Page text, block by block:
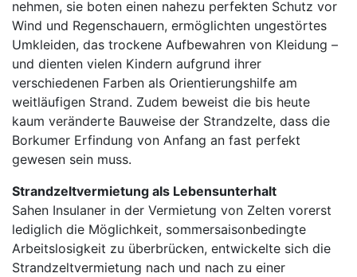
nehmen, sie boten einen nahezu perfekten Schutz vor
Wind und Regenschauern, ermöglichten ungestörtes
Umkleiden, das trockene Aufbewahren von Kleidung –
und dienten vielen Kindern aufgrund ihrer
verschiedenen Farben als Orientierungshilfe am
weitläufigen Strand. Zudem beweist die bis heute
kaum veränderte Bauweise der Strandzelte, dass die
Borkumer Erfindung von Anfang an fast perfekt
gewesen sein muss.
Strandzeltvermietung als Lebensunterhalt
Sahen Insulaner in der Vermietung von Zelten vorerst
lediglich die Möglichkeit, sommersaisonbedingte
Arbeitslosigkeit zu überbrücken, entwickelte sich die
Strandzeltvermietung nach und nach zu einer